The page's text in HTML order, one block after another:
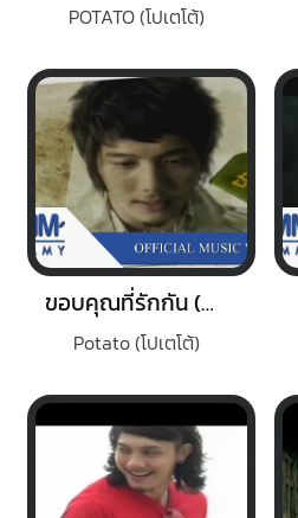
POTATO (โปเตโต้)
ขอบคุณที่รักกัน (Medium Version)
Potato (โปเตโต้)